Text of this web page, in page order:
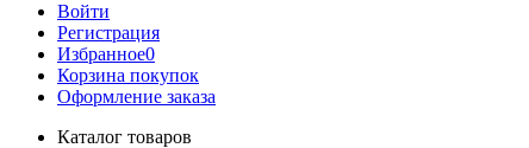
Войти
Регистрация
Избранное0
Корзина покупок
Оформление заказа
Каталог товаров